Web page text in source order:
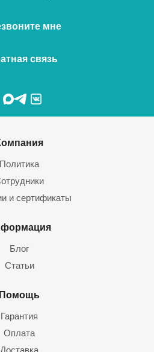
мне
связь
Политика
и сертификаты
Блог
Статьи
Помощь
Гарантия
Оплата
Доставка